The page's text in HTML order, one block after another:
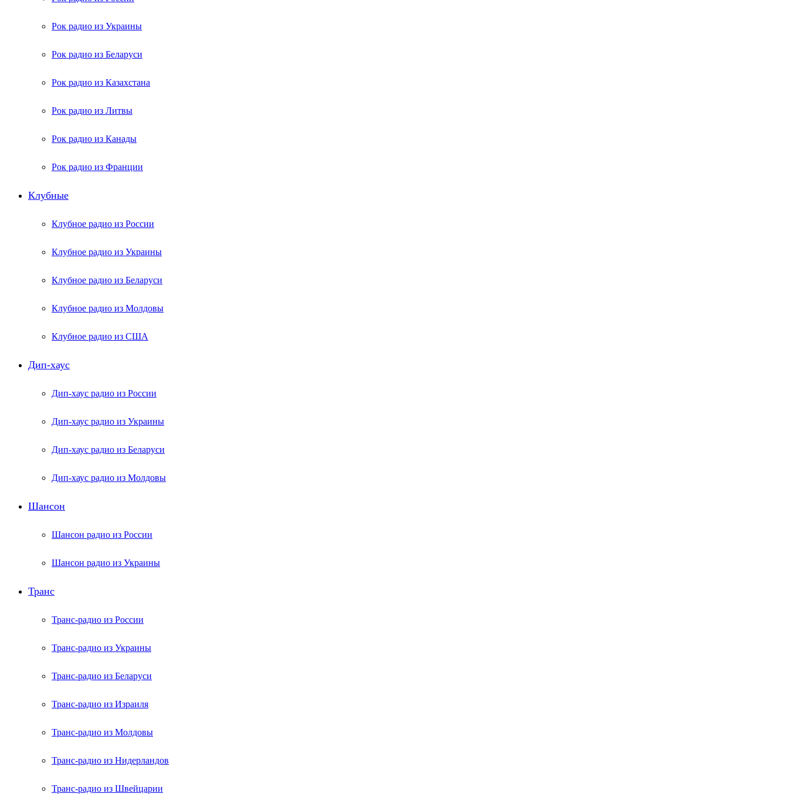
Рок радио из Украины
Рок радио из Беларуси
Рок радио из Казахстана
Рок радио из Литвы
Рок радио из Канады
Рок радио из Франции
Клубные
Клубное радио из России
Клубное радио из Украины
Клубное радио из Беларуси
Клубное радио из Молдовы
Клубное радио из США
Дип-хаус
Дип-хаус радио из России
Дип-хаус радио из Украины
Дип-хаус радио из Беларуси
Дип-хаус радио из Молдовы
Шансон
Шансон радио из России
Шансон радио из Украины
Транс
Транс-радио из России
Транс-радио из Украины
Транс-радио из Беларуси
Транс-радио из Израиля
Транс-радио из Молдовы
Транс-радио из Нидерландов
Транс-радио из Швейцарии